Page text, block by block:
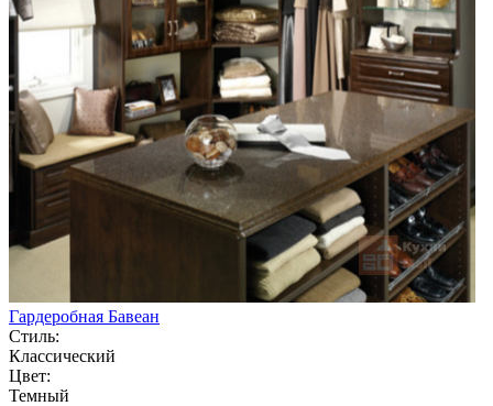
Гардеробная Бавеан
Стиль:
Классический
Цвет:
Темный